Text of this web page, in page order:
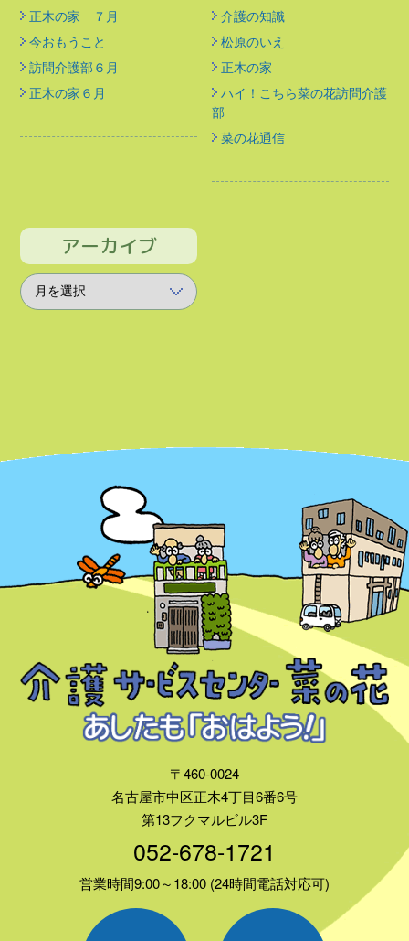
正木の家 ７月
今おもうこと
訪問介護部６月
正木の家６月
介護の知識
松原のいえ
正木の家
ハイ！こちら菜の花訪問介護
部
菜の花通信
アーカイブ
〒460-0024
名古屋市中区正木4丁目6番6号
第13フクマルビル3F
052-678-1721
営業時間9:00～18:00 (24時間電話対応可)